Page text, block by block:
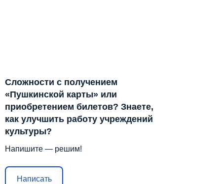
Сложности с получением
«Пушкинской карты» или
приобретением билетов? Знаете,
как улучшить работу учреждений
культуры?
Напишите — решим!
Написать